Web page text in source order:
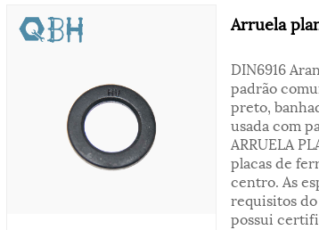
Arruela
DIN6916
padrão
preto,
usada com
ARRUELA
placas de
centro. As
requisitos
possui